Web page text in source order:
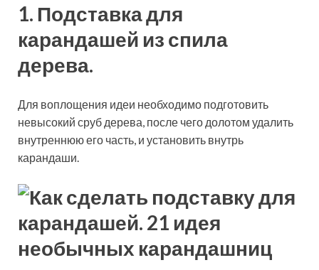
1. Подставка для
карандашей из спила
дерева.
Для воплощения идеи необходимо подготовить
невысокий сруб дерева, после чего долотом удалить
внутреннюю его часть, и установить внутрь
карандаши.